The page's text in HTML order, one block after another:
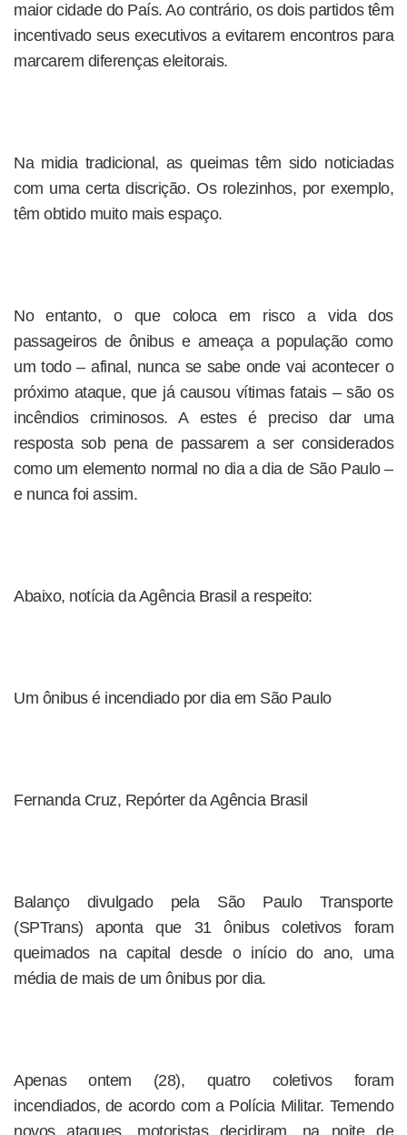
maior cidade do País. Ao contrário, os dois partidos têm
incentivado seus executivos a evitarem encontros para
marcarem diferenças eleitorais.
Na midia tradicional, as queimas têm sido noticiadas
com uma certa discrição. Os rolezinhos, por exemplo,
têm obtido muito mais espaço.
No entanto, o que coloca em risco a vida dos
passageiros de ônibus e ameaça a população como
um todo – afinal, nunca se sabe onde vai acontecer o
próximo ataque, que já causou vítimas fatais – são os
incêndios criminosos. A estes é preciso dar uma
resposta sob pena de passarem a ser considerados
como um elemento normal no dia a dia de São Paulo –
e nunca foi assim.
Abaixo, notícia da Agência Brasil a respeito:
Um ônibus é incendiado por dia em São Paulo
Fernanda Cruz, Repórter da Agência Brasil
Balanço divulgado pela São Paulo Transporte
(SPTrans) aponta que 31 ônibus coletivos foram
queimados na capital desde o início do ano, uma
média de mais de um ônibus por dia.
Apenas ontem (28), quatro coletivos foram
incendiados, de acordo com a Polícia Militar. Temendo
novos ataques, motoristas decidiram, na noite de